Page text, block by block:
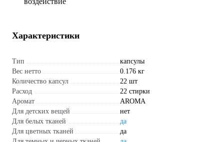
Характеристики
Тип
капсулы
Вес нетто
0.176 кг
Количество капсул
22 шт
Расход
22 стирки
Аромат
AROMA
Для детских вещей
нет
Для белых тканей
да
Для цветных тканей
да